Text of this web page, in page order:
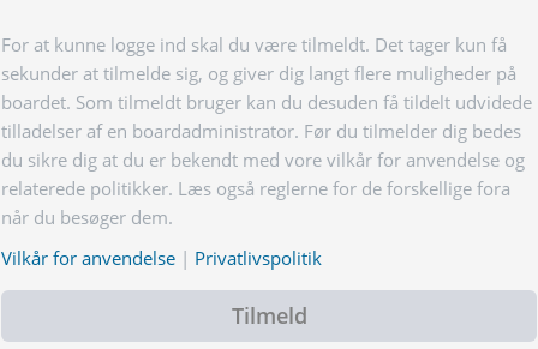
For at kunne logge ind skal du være tilmeldt. Det tager kun få
sekunder at tilmelde sig, og giver dig langt flere muligheder på
boardet. Som tilmeldt bruger kan du desuden få tildelt udvidede
tilladelser af en boardadministrator. Før du tilmelder dig bedes
du sikre dig at du er bekendt med vore vilkår for anvendelse og
relaterede politikker. Læs også reglerne for de forskellige fora
når du besøger dem.
Vilkår for anvendelse | Privatlivspolitik
Tilmeld